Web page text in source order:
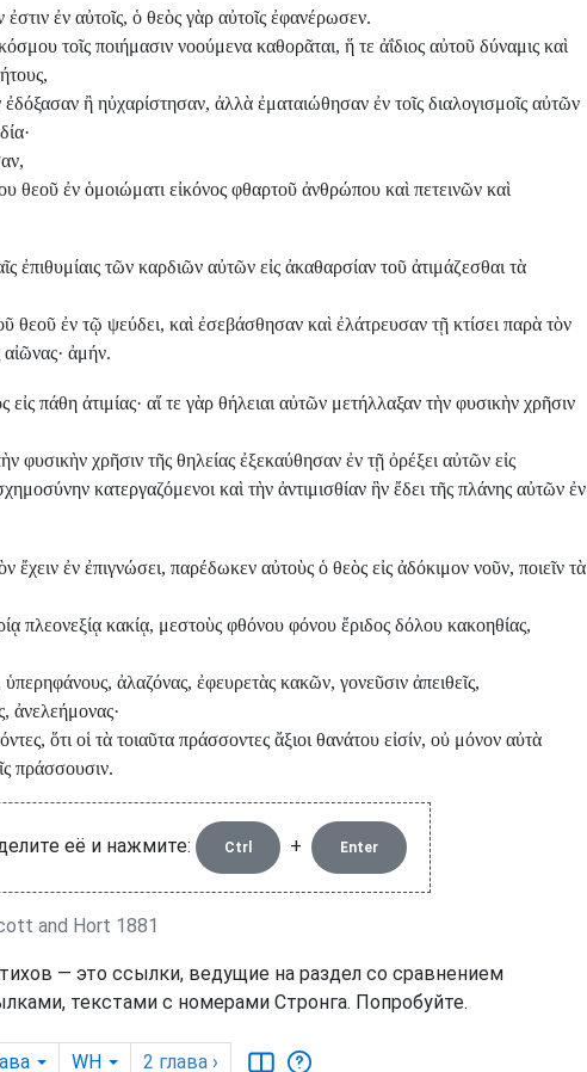
ἐν αὐτοῖς, ὁ θεὸς γὰρ αὐτοῖς ἐφανέρωσεν.
τοῖς ποιήμασιν νοούμενα καθορᾶται, ἥ τε ἀΐδιος αὐτοῦ δύναμις καὶ
ἐδόξασαν ἢ ηὐχαρίστησαν, ἀλλὰ ἐματαιώθησαν ἐν τοῖς διαλογισμοῖς αὐτῶν
θεοῦ ἐν ὁμοιώματι εἰκόνος φθαρτοῦ ἀνθρώπου καὶ πετεινῶν καὶ
ἐπιθυμίαις τῶν καρδιῶν αὐτῶν εἰς ἀκαθαρσίαν τοῦ ἀτιμάζεσθαι τὰ
θεοῦ ἐν τῷ ψεύδει, καὶ ἐσεβάσθησαν καὶ ἐλάτρευσαν τῇ κτίσει παρὰ τὸν
αἰῶνας· ἀμήν.
πάθη ἀτιμίας· αἵ τε γὰρ θήλειαι αὐτῶν μετήλλαξαν τὴν φυσικὴν χρῆσιν
φυσικὴν χρῆσιν τῆς θηλείας ἐξεκαύθησαν ἐν τῇ ὀρέξει αὐτῶν εἰς
κατεργαζόμενοι καὶ τὴν ἀντιμισθίαν ἣν ἔδει τῆς πλάνης αὐτῶν ἐν
ἐν ἐπιγνώσει, παρέδωκεν αὐτοὺς ὁ θεὸς εἰς ἀδόκιμον νοῦν, ποιεῖν τὰ
πλεονεξίᾳ κακίᾳ, μεστοὺς φθόνου φόνου ἔριδος δόλου κακοηθίας,
ἀλαζόνας, ἐφευρετὰς κακῶν, γονεῦσιν ἀπειθεῖς,
ἀνελεήμονας·
ὅτι οἱ τὰ τοιαῦτα πράσσοντες ἄξιοι θανάτου εἰσίν, οὐ μόνον αὐτὰ
πράσσουσιν.
её и нажмите: Ctrl + Enter
and Hort 1881
— это ссылки, ведущие на раздел со сравнением
текстами с номерами Стронга. Попробуйте.
WH 2 глава ›